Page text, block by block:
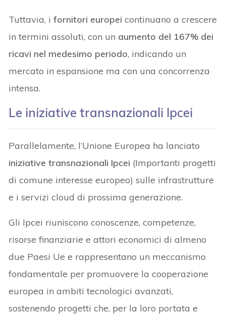
Tuttavia, ifornitori europei continuano a crescere
in termini assoluti, con un aumento del 167% dei
ricavi nel medesimo periodo, indicando un
mercato in espansione ma con una concorrenza
intensa.
Le iniziative transnazionali Ipcei
Parallelamente, l’Unione Europea ha lanciato
iniziative transnazionali Ipcei (Importanti progetti
di comune interesse europeo) sulle infrastrutture
e i servizi cloud di prossima generazione.
Gli Ipcei riuniscono conoscenze, competenze,
risorse finanziarie e attori economici di almeno
due Paesi Ue e rappresentano un meccanismo
fondamentale per promuovere la cooperazione
europea in ambiti tecnologici avanzati,
sostenendo progetti che, per la loro portata e